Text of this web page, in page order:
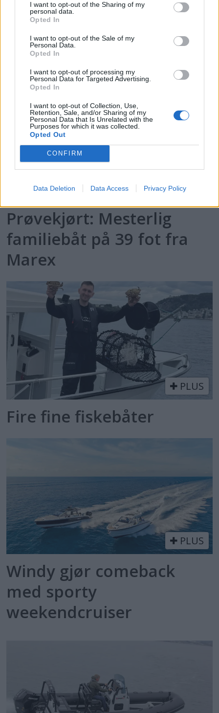
I want to opt-out of the Sharing of my
personal data.
Opted In
I want to opt-out of the Sale of my
Personal Data.
Opted In
I want to opt-out of processing my
Personal Data for Targeted Advertising.
Opted In
I want to opt-out of Collection, Use,
Retention, Sale, and/or Sharing of my
Personal Data that Is Unrelated with the
Purposes for which it was collected.
Opted Out
CONFIRM
Data Deletion Data Access Privacy Policy
Topp 10: Disse båtene fikk
flest klikk i Testguiden i
2025
PLUS
Prøvekjørt: Mesterlig
familiebåt på 39 fot fra
Marex
PLUS
Fire fine fiskebåter
PLUS
Windy gjør comeback
med sporty
weekendcruiser